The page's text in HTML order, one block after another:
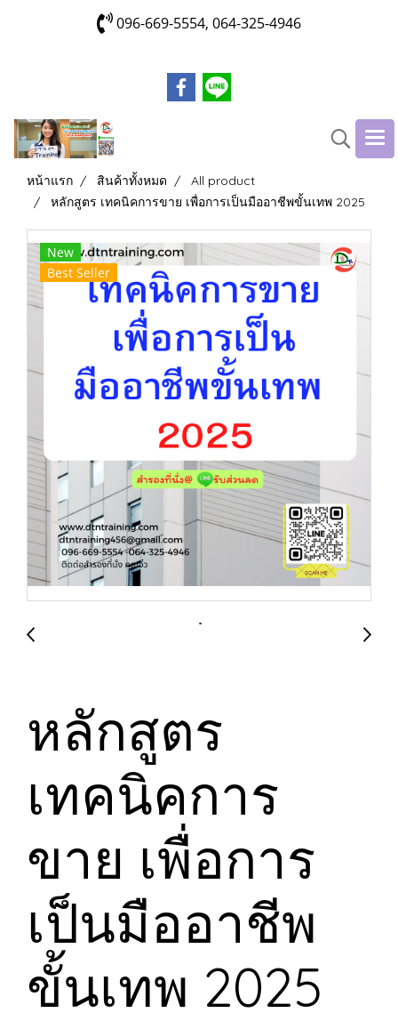
096-669-5554, 064-325-4946
หน้าแรก สินค้าทั้งหมด
All product
หลักสูตร เทคนิคการขาย เพื่อการเป็นมืออาชีพขั้นเทพ 2025
New
Best Seller
หลักสูตร
เทคนิคการ
ขาย เพื่อการ
เป็นมืออาชีพ
ขั้นเทพ 2025